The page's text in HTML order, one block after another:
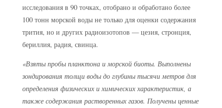
исследования в 90 точках, отобрано и обработано более
100 тонн морской воды не только для оценки содержания
трития, но и других радиоизотопов — цезия, стронция,
бериллия, радия, свинца.
«Взяты пробы планктона и морской биоты. Выполнены
зондирования толщи воды до глубины тысячи метров для
определения физических и химических характеристик, а
также содержания растворенных газов. Получены ценные